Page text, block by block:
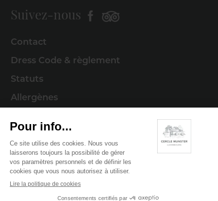
Suivez-nous
Contact
Dress Code & règlement
Statuts
Allergènes
Mentions légales
Politique de cookies
Politique de confidentialité
© 2026 Cercle Munster . Tous droits réservés